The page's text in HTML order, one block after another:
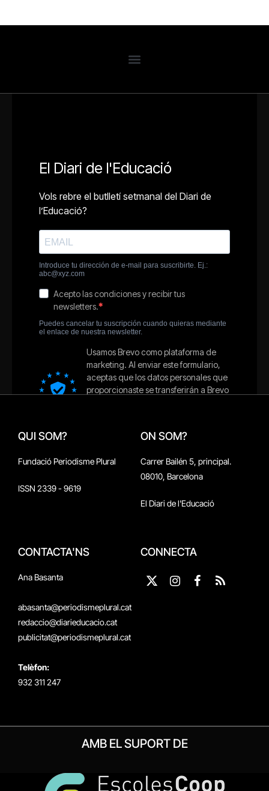
QUI SOM?
Fundació Periodisme Plural
ISSN 2339 - 9619
ON SOM?
Carrer Bailén 5, principal.
08010, Barcelona
El Diari de l'Educació
CONTACTA'NS
Ana Basanta
abasanta@periodismeplural.cat
redaccio@diarieducacio.cat
publicitat@periodismeplural.cat
Telèfon:
932 311 247
CONNECTA
X
Instagram
Facebook
RSS
AMB EL SUPORT DE